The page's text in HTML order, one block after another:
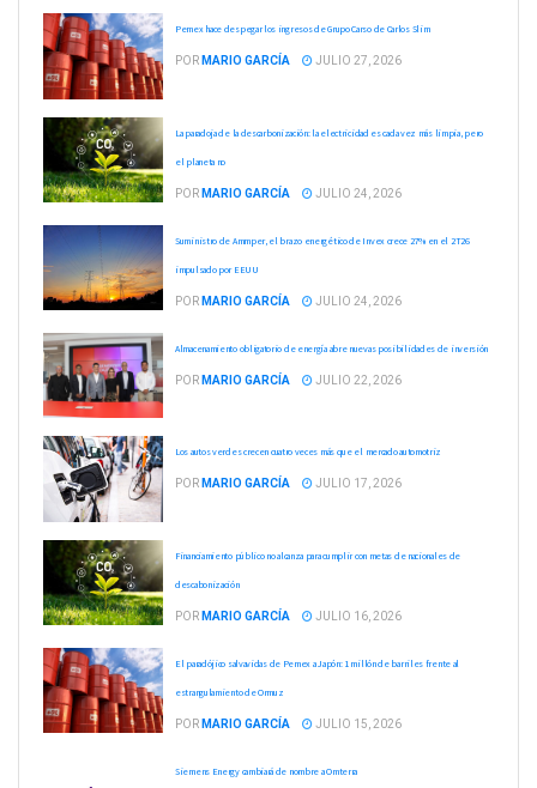
Pemex hace despegar los ingresos de Grupo Carso de Carlos Slim
POR MARIO GARCÍA JULIO 27, 2026
La paradoja de la descarbonización: la electricidad es cada vez más limpia, pero
el planeta no
POR MARIO GARCÍA JULIO 24, 2026
Suministro de Ammper, el brazo energético de Invex crece 27% en el 2T26
impulsado por EEUU
POR MARIO GARCÍA JULIO 24, 2026
Almacenamiento obligatorio de energía abre nuevas posibilidades de inversión
POR MARIO GARCÍA JULIO 22, 2026
Los autos verdes crecen cuatro veces más que el mercado automotriz
POR MARIO GARCÍA JULIO 17, 2026
Financiamiento público no alcanza para cumplir con metas de nacionales de
descabonización
POR MARIO GARCÍA JULIO 16, 2026
El paradójico salvavidas de Pemex a Japón: 1 millón de barriles frente al
estrangulamiento de Ormuz
POR MARIO GARCÍA JULIO 15, 2026
Siemens Energy cambiará de nombre a Omterra